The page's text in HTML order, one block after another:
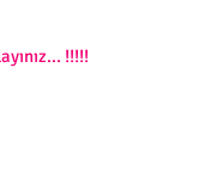
!!!!!